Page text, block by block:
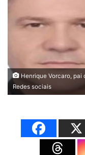
Henrique Vorcaro, pai
Redes sociais